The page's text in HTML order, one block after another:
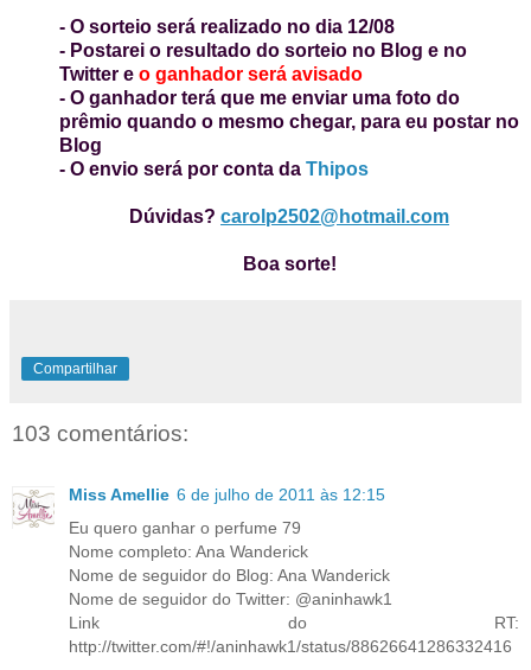
- O sorteio será realizado no dia 12/08
- Postarei o resultado do sorteio no Blog e no
Twitter e o ganhador será avisado
- O ganhador terá que me enviar uma foto do
prêmio quando o mesmo chegar, para eu postar no
Blog
- O envio será por conta da Thipos
Dúvidas? carolp2502@hotmail.com
Boa sorte!
Compartilhar
103 comentários:
Miss Amellie 6 de julho de 2011 às 12:15
Eu quero ganhar o perfume 79
Nome completo: Ana Wanderick
Nome de seguidor do Blog: Ana Wanderick
Nome de seguidor do Twitter: @aninhawk1
Link do RT:
http://twitter.com/#!/aninhawk1/status/88626641286332416